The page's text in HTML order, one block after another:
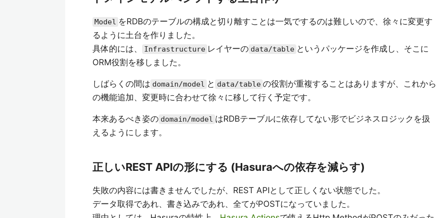
Model をRDBのテーブルの構成と切り離すことは一気でするのは難しいので、徐々に変更す
るように土台を作りました。
具体的には、
Infrastructure レイヤーの data/table というパッケージを作成し、そこに
ORM役割を移しました。
しばらくの間は domain/model と data/table の役割が重複することはありますが、これから
の機能追加、変更時に合わせて徐々に移して行く予定です。
本来あるべき姿の domain/model はRDBテーブルに依存してない形でビジネスロジックを扱
えるようにします。
正しいREST APIの形にする (Hasuraへの依存を減らす)
失敗の内容には書きませんでしたが、REST APIとして正しくない状態でした。
データ取得であれ、書き込みであれ、全てがPOSTになっていました。